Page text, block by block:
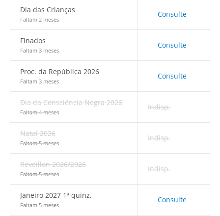
Dia das Crianças
Faltam 2 meses
Consulte
Finados
Faltam 3 meses
Consulte
Proc. da República 2026
Faltam 3 meses
Consulte
Dia da Consciência Negra 2026
Faltam 4 meses
Indisp.
Natal 2026
Faltam 5 meses
Indisp.
Réveillon 2026/2026
Faltam 5 meses
Indisp.
Janeiro 2027 1ª quinz.
Faltam 5 meses
Consulte